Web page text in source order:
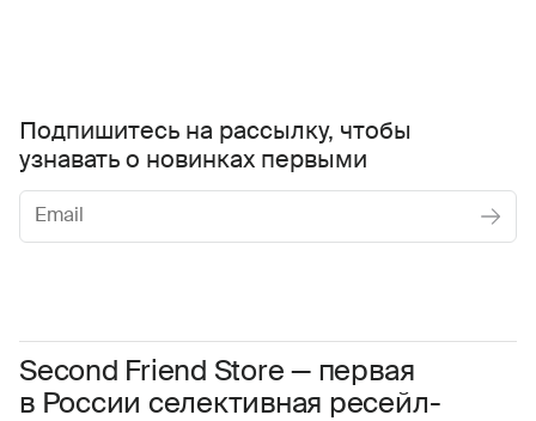
Second Friend Store — первая
в России селективная ресейл-
Подпишитесь на рассылку, чтобы
узнавать о новинках первыми
Соглашаюсь с условиями Пользовательского соглашения
Даю согласие на получение рекламной информации.